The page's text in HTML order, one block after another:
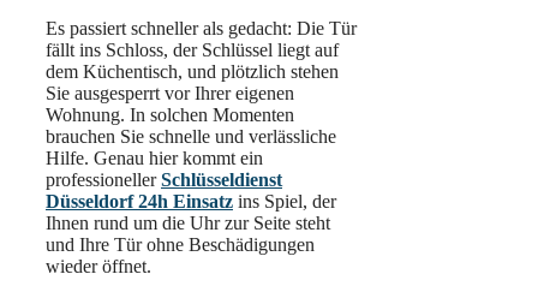
Es passiert schneller als gedacht: Die Tür
fällt ins Schloss, der Schlüssel liegt auf
dem Küchentisch, und plötzlich stehen
Sie ausgesperrt vor Ihrer eigenen
Wohnung. In solchen Momenten
brauchen Sie schnelle und verlässliche
Hilfe. Genau hier kommt ein
professionellerSchlüsseldienst
Düsseldorf 24h Einsatz ins Spiel, der
Ihnen rund um die Uhr zur Seite steht
und Ihre Tür ohne Beschädigungen
wieder öffnet.